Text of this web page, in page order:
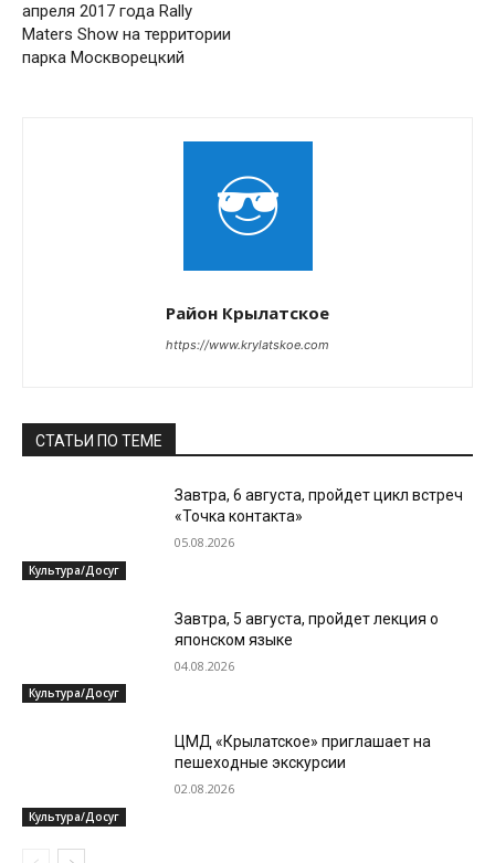
апреля 2017 года Rally
Maters Show на территории
парка Москворецкий
Район Крылатское
https://www.krylatskoe.com
СТАТЬИ ПО ТЕМЕ
Культура/Досуг
Завтра, 6 августа, пройдет цикл встреч
«Точка контакта»
05.08.2026
Культура/Досуг
Завтра, 5 августа, пройдет лекция о
японском языке
04.08.2026
Культура/Досуг
ЦМД «Крылатское» приглашает на
пешеходные экскурсии
02.08.2026